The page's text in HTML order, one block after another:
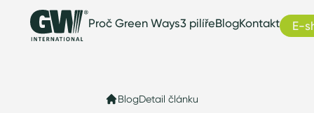
Proč Green Ways3 pilířeBlogKontakt E-
BlogDetail článku